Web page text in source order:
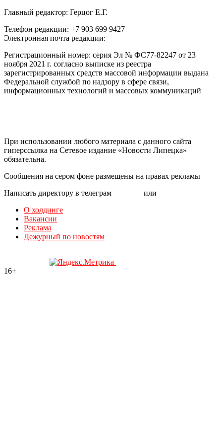
Главный редактор: Герцог Е.Г.
Телефон редакции: +7 903 699 9427
Электронная почта редакции:
Регистрационный номер: серия Эл № ФС77-82247 от 23
ноября 2021 г. согласно выписке из реестра
зарегистрированных средств массовой информации выдана
Федеральной службой по надзору в сфере связи,
информационных технологий и массовых коммуникаций
При использовании любого материала с данного сайта
гиперссылка на Сетевое издание «Новости Липецка»
обязательна.
Сообщения на сером фоне размещены на правах рекламы
Написать директору в телеграм
или
О холдинге
Вакансии
Реклама
Дежурный по новостям
16+